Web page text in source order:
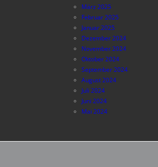
März 2025
Februar 2025
Januar 2025
Dezember 2024
November 2024
Oktober 2024
September 2024
August 2024
Juli 2024
Juni 2024
Mai 2024